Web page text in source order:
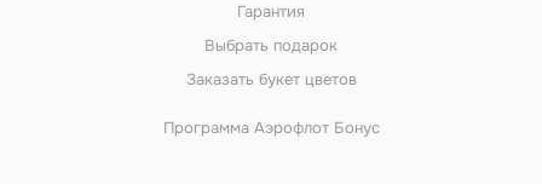
Гарантия
Выбрать подарок
Заказать букет цветов
Программа Аэрофлот Бонус